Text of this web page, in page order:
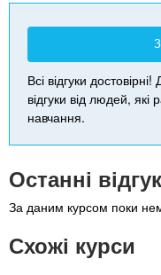
Всі відгуки
відгуки від людей,
навчання.
Останні
За даним курсом поки
Схожі курси